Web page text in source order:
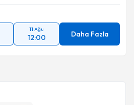
11 Ağu
12:00 Daha Fazla